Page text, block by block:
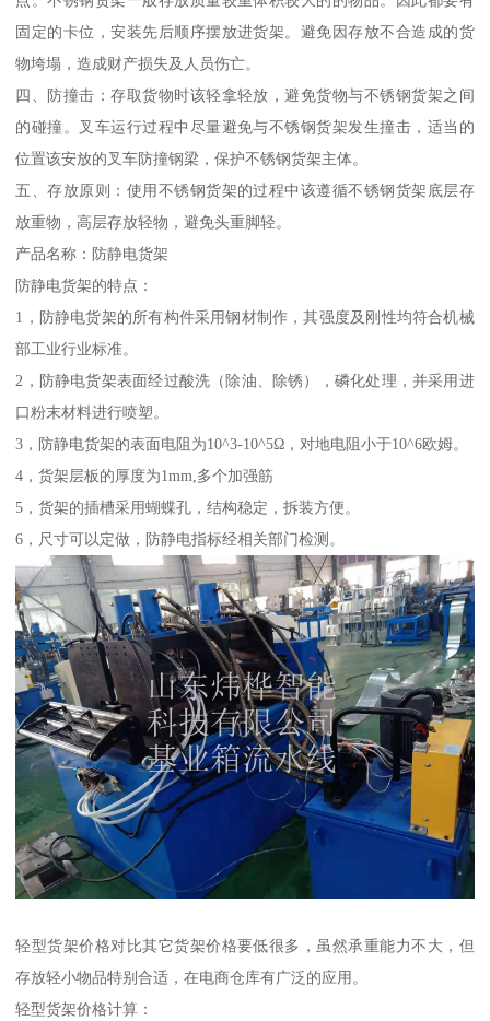
固定的卡位，安装先后顺序摆放进货架。避免因存放不合造成的货
物垮塌，造成财产损失及人员伤亡。
四、防撞击：存取货物时该轻拿轻放，避免货物与不锈钢货架之间
的碰撞。叉车运行过程中尽量避免与不锈钢货架发生撞击，适当的
位置该安放的叉车防撞钢梁，保护不锈钢货架主体。
五、存放原则：使用不锈钢货架的过程中该遵循不锈钢货架底层存
放重物，高层存放轻物，避免头重脚轻。
产品名称：防静电货架
防静电货架的特点：
1，防静电货架的所有构件采用钢材制作，其强度及刚性均符合机械
部工业行业标准。
2，防静电货架表面经过酸洗（除油、除锈），磷化处理，并采用进
口粉末材料进行喷塑。
3，防静电货架的表面电阻为10^3-10^5Ω，对地电阻小于10^6欧姆。
4，货架层板的厚度为1mm,多个加强筋
5，货架的插槽采用蝴蝶孔，结构稳定，拆装方便。
6，尺寸可以定做，防静电指标经相关部门检测。
轻型货架价格对比其它货架价格要低很多，虽然承重能力不大，但
存放轻小物品特别合适，在电商仓库有广泛的应用。
轻型货架价格计算：